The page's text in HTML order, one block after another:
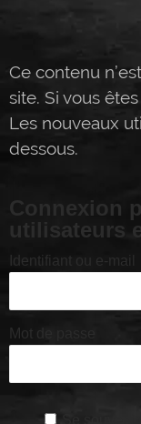
Ce contenu
site. Si vous
Les nouveaux
dessous.
Connexion
utilisateurs
Identifiant ou e-mail
Mot de passe